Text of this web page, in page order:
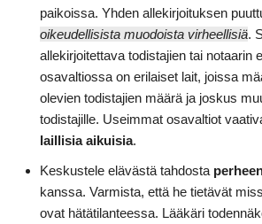
paikoissa. Yhden allekirjoituksen
oikeudellisista muodoista virheellisiä.
allekirjoitettava todistajien tai notaarin
osavaltiossa on erilaiset lait, joissa
olevien todistajien määrä ja joskus
todistajille. Useimmat osavaltiot
laillisia aikuisia.
Keskustele elävästä tahdosta
kanssa. Varmista, että he tietävät
ovat hätätilanteessa. Lääkäri